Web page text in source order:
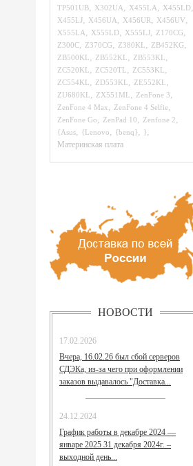
TP501UB, X302UA, X455LA, X455LD,
X455LJ, X456UA, X456UR, X456UV,
X555LA, X555LD, X555LJ, Z170CG,
Z300C, Z370CG, Z380KL, ZB452KG,
ZB500KL, ZB552KL, ZB553KL,
ZC520KL, ZC520TL, ZC553KL,
ZC554KL, ZD553KL, ZE552KL,
ZU680KL, ZX551ML, ZenFone 3,
ZenFone 4 Max, ZenFone 4 Selfie,
ZenFone Go, ZenPad 10, Zenfone 2,
{Asus, {Lenovo, {benq}, },
Материнская плата
НОВОСТИ
17.02.2026
Вчера, 16.02.26 был сбой серверов
СДЭКа, из-за чего при оформлении
заказов выдавалось "Доставка...
24.12.2024
График работы в декабре 2024 —
январе 2025 31 декабря 2024г. –
выходной день...